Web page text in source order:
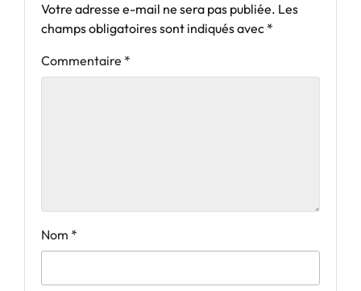
Votre adresse e-mail ne sera pas publiée. Les
champs obligatoires sont indiqués avec *
Commentaire *
Nom *